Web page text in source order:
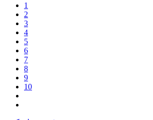
1
2
3
4
5
6
7
8
9
10